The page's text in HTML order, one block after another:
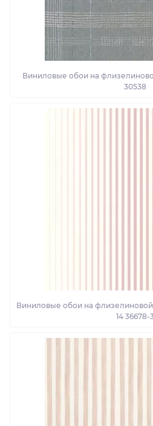
Виниловые обои на
30538
Виниловые обои на флизелиновой
14 36678-